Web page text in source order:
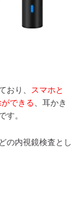
おり、
スマホと
できる
、耳かき
す。
の内視鏡検査とし